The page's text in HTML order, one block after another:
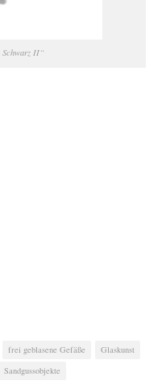
Schwarz II“
frei geblasene Gefäße
Glaskunst
Sandgussobjekte